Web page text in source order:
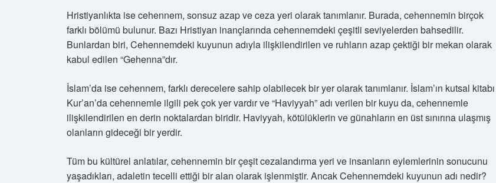
Hristiyanlıkta ise cehennem, sonsuz azap ve ceza yeri olarak tanımlanır. Burada, cehennemin birçok
farklı bölümü bulunur. Bazı Hristiyan inançlarında cehennemdeki çeşitli seviyelerden bahsedilir.
Bunlardan biri, Cehennemdeki kuyunun adıyla ilişkilendirilen ve ruhların azap çektiği bir mekan olarak
kabul edilen “Gehenna”dır.
İslam’da ise cehennem, farklı derecelere sahip olabilecek bir yer olarak tanımlanır. İslam’ın kutsal kitabı
Kur’an’da cehennemle ilgili pek çok yer vardır ve “Haviyyah” adı verilen bir kuyu da, cehennemle
ilişkilendirilen en derin noktalardan biridir. Haviyyah, kötülüklerin ve günahların en üst sınırına ulaşmış
olanların gideceği bir yerdir.
Tüm bu kültürel anlatılar, cehennemin bir çeşit cezalandırma yeri ve insanların eylemlerinin sonucunu
yaşadıkları, adaletin tecelli ettiği bir alan olarak işlenmiştir. Ancak Cehennemdeki kuyunun adı nedir?